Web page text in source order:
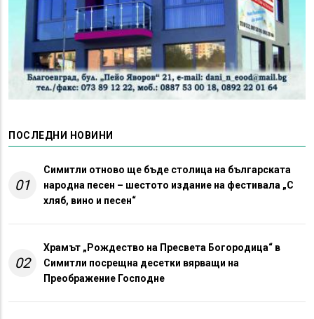
ПОСЛЕДНИ НОВИНИ
01
Симитли отново ще бъде столица на българската
народна песен – шестото издание на фестивала „С
хляб, вино и песен“
02
Храмът „Рождество на Пресвета Богородица“ в
Симитли посрещна десетки вярващи на
Преображение Господне